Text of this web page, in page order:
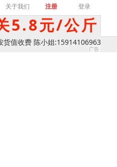
关于我们 注册 登录
5.8元/公斤
货值收费 陈小姐:15914106963